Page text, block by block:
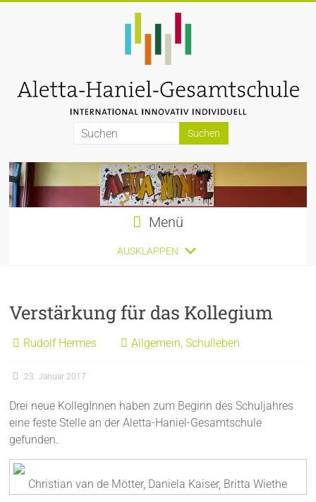
Aletta-
Haniel-
Gesamtschule
Menü
AUSKLAPPEN
Verstärkung für das Kollegium
Rudolf Hermes Allgemein,Schulleben
23. Januar 2017
Drei neue KollegInnen haben zum Beginn des Schuljahres
eine feste Stelle an der Aletta-Haniel-Gesamtschule
gefunden.
Christian van de Mötter, Daniela Kaiser, Britta Wiethe